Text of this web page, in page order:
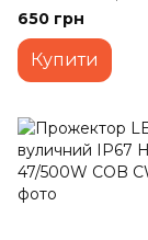
29/50W NW
650 грн
Купити